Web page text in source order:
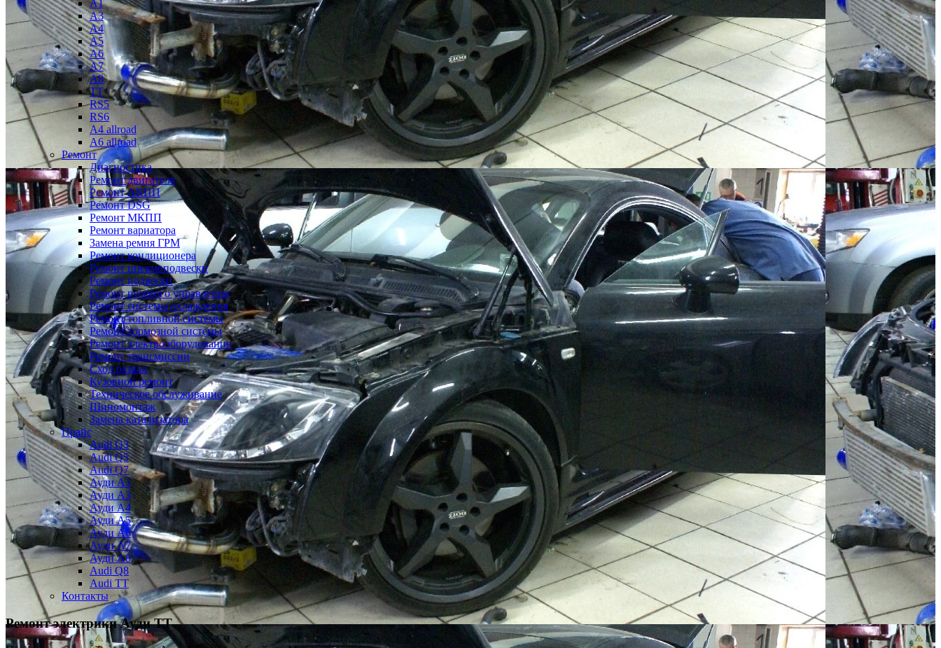
A1
A3
A4
A5
A6
A7
A8
TT
RS5
RS6
A4 allroad
A6 allroad
Ремонт
Диагностика
Ремонт двигателя
Ремонт АКПП
Ремонт DSG
Ремонт МКПП
Ремонт вариатора
Замена ремня ГРМ
Ремонт кондиционера
Ремонт пневмоподвески
Ремонт подвески
Ремонт рулевого управления
Ремонт системы охлаждения
Ремонт топливной системы
Ремонт тормозной системы
Ремонт электрооборудования
Ремонт трансмиссии
Сход развал
Кузовной ремонт
Техническое обслуживание
Шиномонтаж
Замена катализатора
Прайс
Audi Q3
Audi Q5
Audi Q7
Ауди А1
Ауди А3
Ауди А4
Ауди A5
Ауди А6
Ауди А7
Ауди A8
Audi Q8
Audi TT
Контакты
Ремонт электрики Ауди ТТ